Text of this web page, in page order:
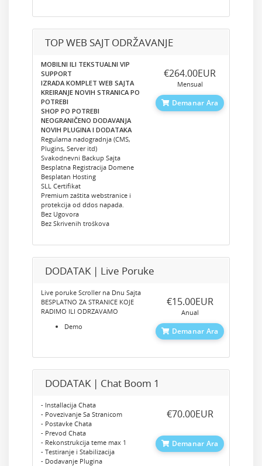
TOP WEB SAJT ODRŽAVANJE
MOBILNI ILI TEKSTUALNI VIP
SUPPORT
IZRADA KOMPLET WEB SAJTA
KREIRANJE NOVIH STRANICA PO
POTREBI
SHOP PO POTREBI
NEOGRANIČENO DODAVANJA
NOVIH PLUGINA I DODATAKA
Regularna nadogradnja (CMS,
Plugins, Server itd)
Svakodnevni Backup Sajta
Besplatna Registracija Domene
Besplatan Hosting
SLL Certifikat
Premium zaštita webstranice i
protekcija od ddos napada.
Bez Ugovora
Bez Skrivenih troškova
‎€264.00EUR
Mensual
Demanar Ara
DODATAK | Live Poruke
Live poruke Scroller na Dnu Sajta
BESPLATNO ZA STRANICE KOJE
RADIMO ILI ODRZAVAMO
Demo
‎€15.00EUR
Anual
Demanar Ara
DODATAK | Chat Boom 1
- Installacija Chata
- Povezivanje Sa Stranicom
- Postavke Chata
- Prevod Chata
- Rekonstrukcija teme max 1
- Testiranje i Stabilizacija
- Dodavanje Plugina
‎€70.00EUR
Demanar Ara